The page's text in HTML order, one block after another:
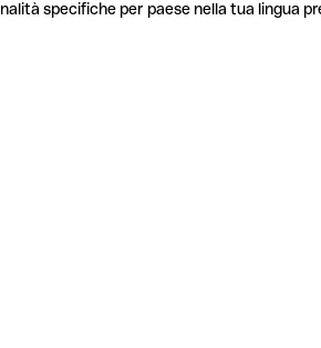
specifiche per paese nella tua lingua